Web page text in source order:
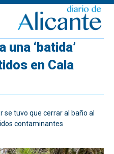
una ‘batida’
en Cala
se tuvo que cerrar al baño al
contaminantes